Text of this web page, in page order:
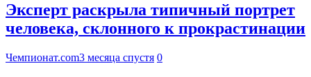
Эксперт раскрыла типичный портрет
человека, склонного к прокрастинации
Чемпионат.com3 месяца спустя 0